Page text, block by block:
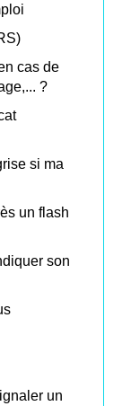
cas de
?
si ma
un flash
son
un